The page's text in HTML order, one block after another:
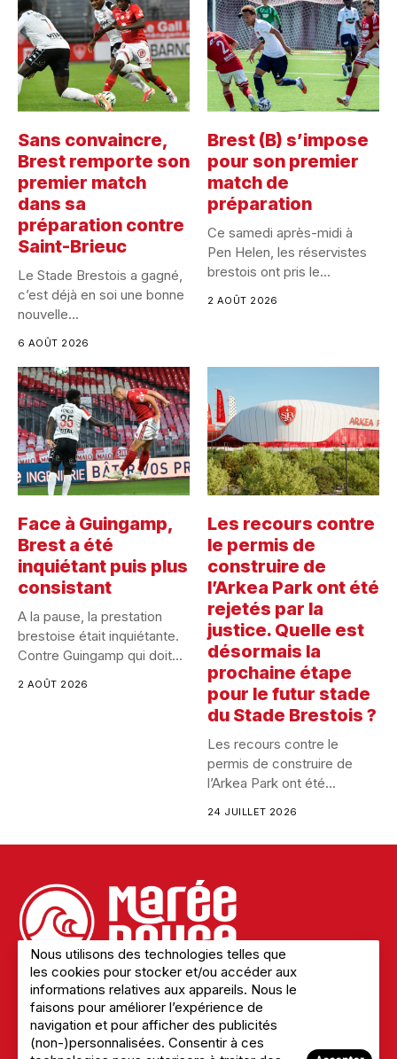
Sans convaincre,
Brest remporte son
premier match
dans sa
préparation contre
Saint-Brieuc
Le Stade Brestois a gagné,
c’est déjà en soi une bonne
nouvelle...
6 AOÛT 2026
Brest (B) s’impose
pour son premier
match de
préparation
Ce samedi après-midi à
Pen Helen, les réservistes
brestois ont pris le...
2 AOÛT 2026
Face à Guingamp,
Brest a été
inquiétant puis plus
consistant
A la pause, la prestation
brestoise était inquiétante.
Contre Guingamp qui doit...
2 AOÛT 2026
Les recours contre
le permis de
construire de
l’Arkea Park ont été
rejetés par la
justice. Quelle est
désormais la
prochaine étape
pour le futur stade
du Stade Brestois ?
Les recours contre le
permis de construire de
l’Arkea Park ont été...
24 JUILLET 2026
Mentions légales
Politique de confidentialité
Nous utilisons des technologies telles que
les cookies pour stocker et/ou accéder aux
informations relatives aux appareils. Nous le
faisons pour améliorer l’expérience de
navigation et pour afficher des publicités
(non-)personnalisées. Consentir à ces